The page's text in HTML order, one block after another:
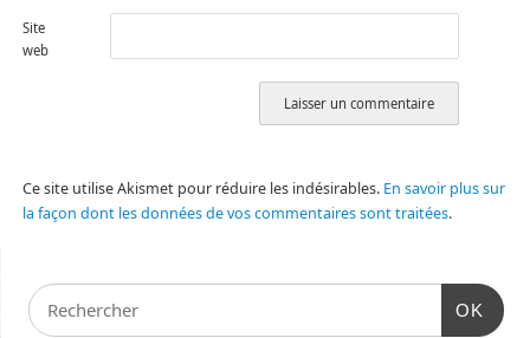
Site
web
Ce site utilise Akismet pour réduire les indésirables. En savoir plus sur
la façon dont les données de vos commentaires sont traitées.
OK